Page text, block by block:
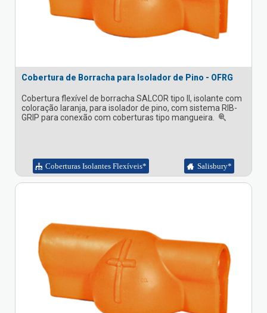
Cobertura de Borracha para Isolador de Pino - OFRG
Cobertura flexível de borracha SALCOR tipo II, isolante com
coloração laranja, para isolador de pino, com sistema RIB-
GRIP para conexão com coberturas tipo mangueira.
Coberturas Isolantes Flexíveis* Salisbury*